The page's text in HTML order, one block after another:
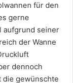
für den
gerne
aufgrund seiner
der Wanne
dennoch
die gewünschte